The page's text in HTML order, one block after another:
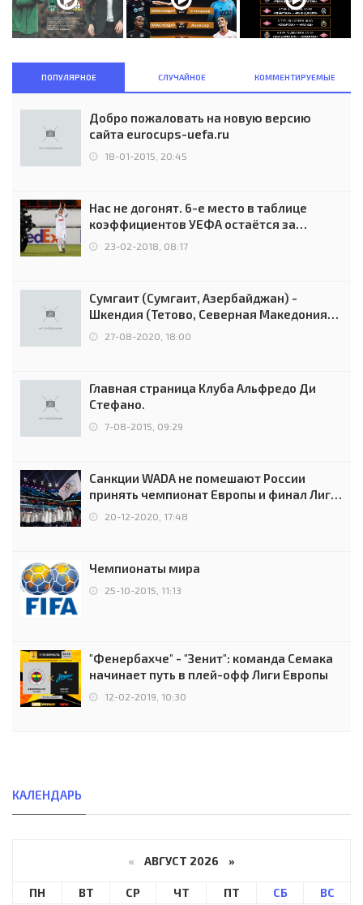
ПОПУЛЯРНОЕ СЛУЧАЙНОЕ КОММЕНТИРУЕМЫЕ
Добро пожаловать на новую версию
сайта eurocups-uefa.ru
18-01-2015, 20:45
Нас не догонят. 6-е место в таблице
коэффициентов УЕФА остаётся за
Россией
23-02-2018, 08:17
Сумгаит (Сумгаит, Азербайджан) -
Шкендия (Тетово, Северная Македония) -
0:2 (0:0)
27-08-2020, 18:00
Главная страница Клуба Альфредо Ди
Стефано.
7-08-2015, 09:29
Санкции WADA не помешают России
принять чемпионат Европы и финал Лиги
чемпионов.
20-12-2020, 17:48
Чемпионаты мира
25-10-2015, 11:13
"Фенербахче" - "Зенит": команда Семака
начинает путь в плей-офф Лиги Европы
12-02-2019, 10:30
КАЛЕНДАРЬ
« АВГУСТ 2026 »
ПН ВТ СР ЧТ ПТ СБ
ВС